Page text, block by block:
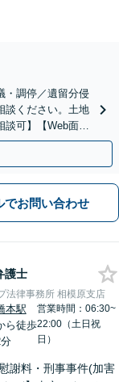
・調停／遺留分侵
談ください。土地
談可】【Web面談
ト
でお問い合わせ
護士
法律事務所 相模原支店
本駅
ら徒歩
営業時間：06:30~
22:00（土日祝
日）
謝料・刑事事件(加害